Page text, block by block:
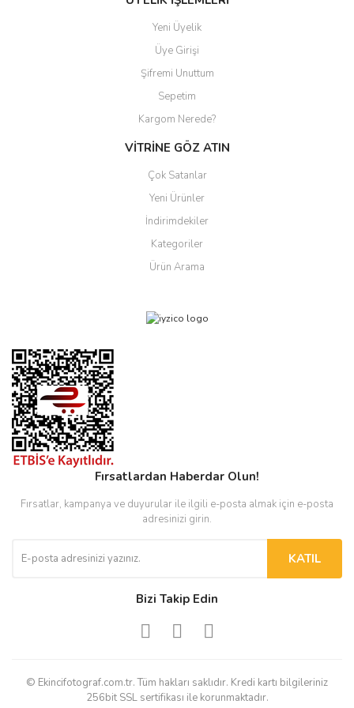
Yeni Üyelik
Üye Girişi
Şifremi Unuttum
Sepetim
Kargom Nerede?
VİTRİNE GÖZ ATIN
Çok Satanlar
Yeni Ürünler
İndirimdekiler
Kategoriler
Ürün Arama
Fırsatlardan Haberdar Olun!
Fırsatlar, kampanya ve duyurular ile ilgili e-posta almak için e-posta
adresinizi girin.
KATIL
Bizi Takip Edin
© Ekincifotograf.com.tr. Tüm hakları saklıdır. Kredi kartı bilgileriniz
256bit SSL sertifikası ile korunmaktadır.